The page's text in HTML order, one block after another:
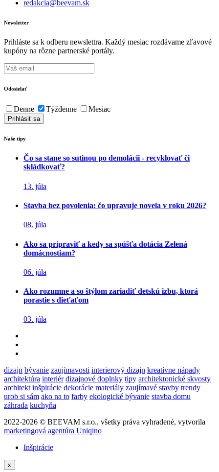
redakcia@beevam.sk
Newsletter
Prihláste sa k odberu newslettra. Každý mesiac rozdávame zľavové
kupóny na rôzne partnerské portály.
Odosielať
Denne Týždenne Mesiac
Naše tipy
Čo sa stane so sutinou po demolácii - recyklovať či
skládkovať?
13. júla
Stavba bez povolenia: čo upravuje novela v roku 2026?
08. júla
Ako sa pripraviť a kedy sa spúšťa dotácia Zelená
domácnostiam?
06. júla
Ako rozumne a so štýlom zariadiť detskú izbu, ktorá
porastie s dieťaťom
03. júla
dizajn bývanie zaujímavosti interierový dizajn kreatívne nápady
architektúra interiér dizajnové doplnky tipy architektonické skvosty
architekt inšpirácie dekorácie materiály zaujímavé stavby trendy
urob si sám ako na to farby ekologické bývanie stavba domu
záhrada kuchyňa
2022-2026 © BEEVAM s.r.o., všetky práva vyhradené, vytvorila
marketingová agentúra Uniqino
Inšpirácie
x